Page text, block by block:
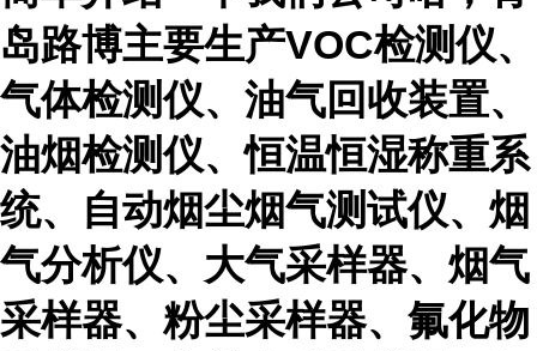
岛路博主要生产VOC检测仪、
气体检测仪、油气回收装置、
油烟检测仪、恒温恒湿称重系
统、自动烟尘烟气测试仪、烟
气分析仪、大气采样器、烟气
采样器、粉尘采样器、氟化物